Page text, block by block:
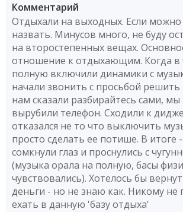
Комментарий
Отдыхали на выходных. Если можно
назвать. Минусов много, не буду
на второстепенных вещах.
отношение к отдыхающим. Когда в
полную включили динамики с
начали звонить с просьбой решить
нам сказали разбирайтесь сами,
вырубили телефон. Сходили к
отказался не то что выключить
просто сделать ее потише. В итоге
сомкнули глаз и проснулись с
(музыка орала на полную, басы
чувствовались). Хотелось бы
деньги - но не знаю как. Никому
ехать в данную 'базу отдыха'